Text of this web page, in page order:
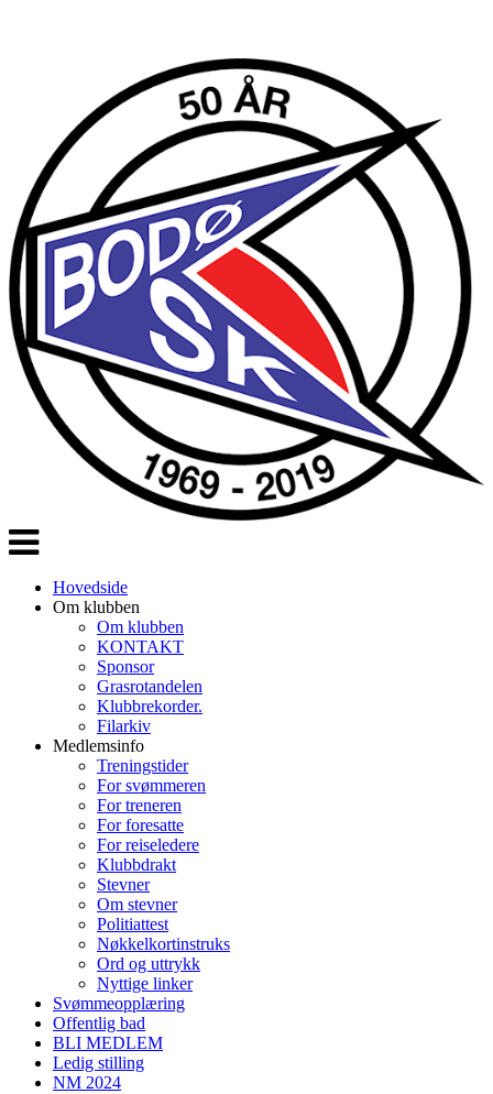
Veksle
navigasjon
Hovedside
Om klubben
Om klubben
KONTAKT
Sponsor
Grasrotandelen
Klubbrekorder.
Filarkiv
Medlemsinfo
Treningstider
For svømmeren
For treneren
For foresatte
For reiseledere
Klubbdrakt
Stevner
Om stevner
Politiattest
Nøkkelkortinstruks
Ord og uttrykk
Nyttige linker
Svømmeopplæring
Offentlig bad
BLI MEDLEM
Ledig stilling
NM 2024